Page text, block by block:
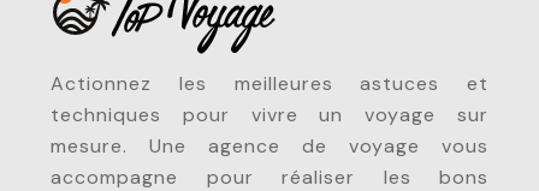
Actionnez les meilleures astuces et
techniques pour vivre un voyage sur
mesure. Une agence de voyage vous
accompagne pour réaliser les bons